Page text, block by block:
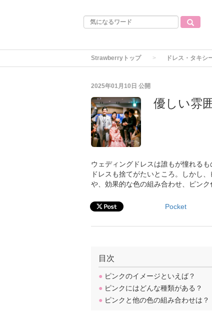
Strawberryトップ ドレス・タキシ
2025年01月10日 公開
優しい雰
ウェディングドレスは誰もが憧れる
ドレスも捨てがたいところ。しかし
や、効果的な色の組み合わせ、ピン
Pocket
目次
● ピンクのイメージといえば？
● ピンクにはどんな種類がある？
● ピンクと他の色の組み合わせは？